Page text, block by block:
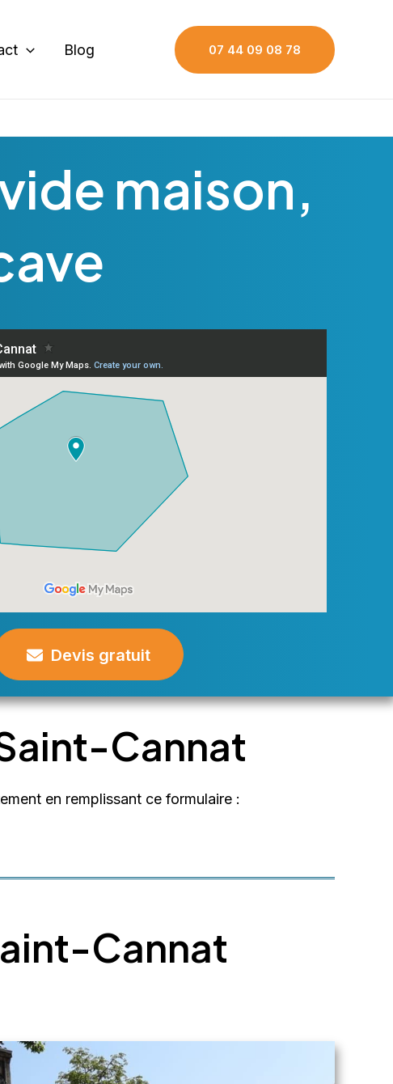
Blog 07 44 09 08 78
maison,
Devis gratuit
Cannat
en remplissant ce formulaire :
Cannat